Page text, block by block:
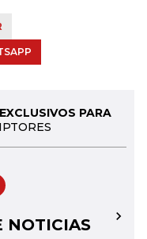
PARA
NOTICIAS →